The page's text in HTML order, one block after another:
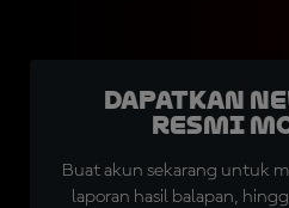
Dapatkan
Resmi
Buat akun sekarang untuk
laporan hasil balapan,